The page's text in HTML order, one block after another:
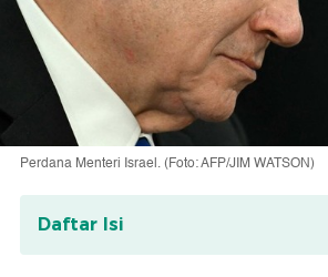
Perdana Menteri Israel. (Foto: AFP/JIM WATSON)
Daftar Isi
Riwayat Kesehatan Netanyahu